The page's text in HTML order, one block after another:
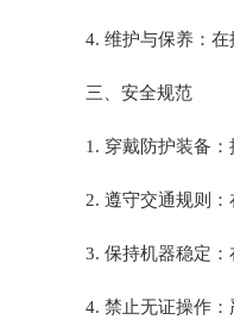
4. 维护与保养：
三、安全规范
1. 穿戴防护装备
2. 遵守交通规则
3. 保持机器稳定
4. 禁止无证操作：